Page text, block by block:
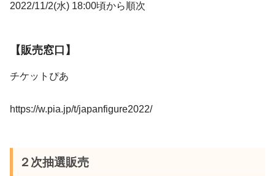
2022/11/2(水) 18:00頃から順次
【販売窓口】
チケットぴあ
https://w.pia.jp/t/japanfigure2022/
２次抽選販売